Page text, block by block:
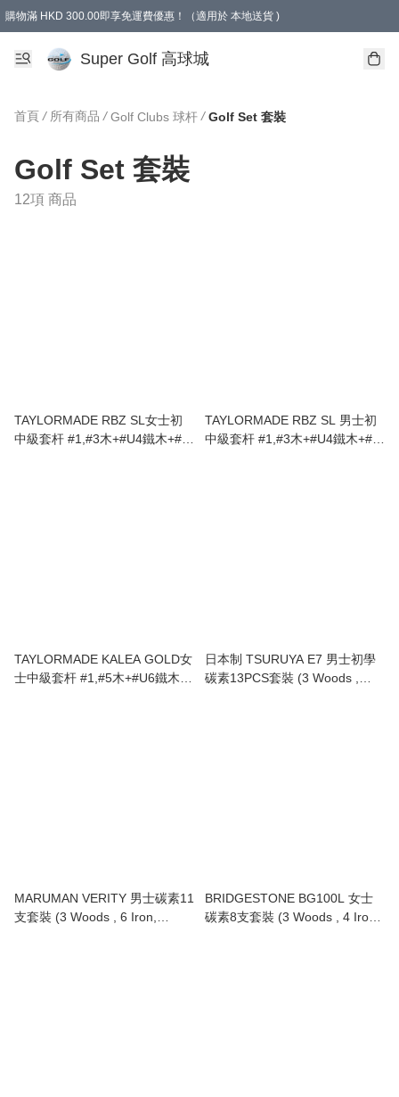
購物滿 HKD 300.00即享免運費優惠！（適用於 本地送貨 )
Super Golf 高球城
首頁 / 所有商品 / Golf Clubs 球杆 / Golf Set 套裝
Golf Set 套裝
12項 商品
TAYLORMADE RBZ SL女士初
中級套杆 #1,#3木+#U4鐵木+#7-
TAYLORMADE RBZ SL 男士初
中級套杆 #1,#3木+#U4鐵木+#6-
TAYLORMADE KALEA GOLD女
士中級套杆 #1,#5木+#U6鐵木
日本制 TSURUYA E7 男士初學
碳素13PCS套裝 (3 Woods ,
MARUMAN VERITY 男士碳素11
支套裝 (3 Woods , 6 Iron,
BRIDGESTONE BG100L 女士
碳素8支套裝 (3 Woods , 4 Iron,